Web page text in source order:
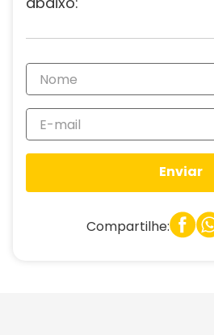
Enviar
Compartilhe: